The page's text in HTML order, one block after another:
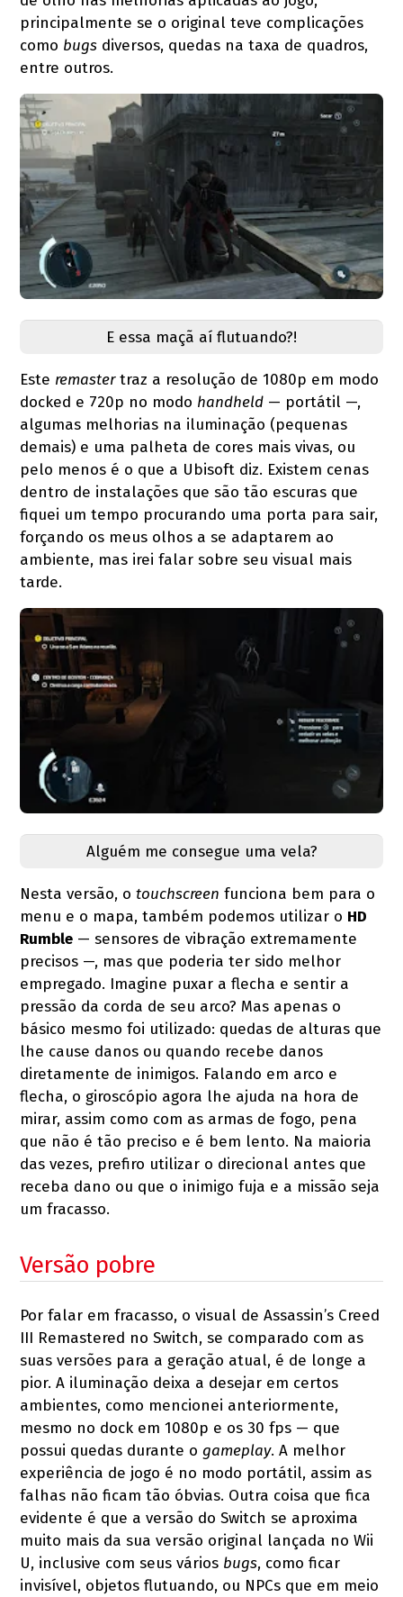
principalmente se o original teve complicações
como bugs diversos, quedas na taxa de quadros,
entre outros.
E essa maçã aí flutuando?!
Este remastertraz a resolução de 1080p em modo
docked e 720p no modo handheld — portátil —,
algumas melhorias na iluminação (pequenas
demais) e uma palheta de cores mais vivas, ou
pelo menos é o que a Ubisoft diz. Existem cenas
dentro de instalações que são tão escuras que
fiquei um tempo procurando uma porta para sair,
forçando os meus olhos a se adaptarem ao
ambiente, mas irei falar sobre seu visual mais
tarde.
Alguém me consegue uma vela?
Nesta versão, otouchscreen funciona bem para o
menu e o mapa, também podemos utilizar o HD
Rumble — sensores de vibração extremamente
precisos —, mas que poderia ter sido melhor
empregado. Imagine puxar a flecha e sentir a
pressão da corda de seu arco? Mas apenas o
básico mesmo foi utilizado: quedas de alturas que
lhe cause danos ou quando recebe danos
diretamente de inimigos. Falando em arco e
flecha, o giroscópio agora lhe ajuda na hora de
mirar, assim como com as armas de fogo, pena
que não é tão preciso e é bem lento. Na maioria
das vezes, prefiro utilizar o direcional antes que
receba dano ou que o inimigo fuja e a missão seja
um fracasso.
Versão pobre
Por falar em fracasso, o visual de Assassin’s Creed
III Remastered no Switch, se comparado com as
suas versões para a geração atual, é de longe a
pior. A iluminação deixa a desejar em certos
ambientes, como mencionei anteriormente,
mesmo no dock em 1080p e os 30 fps — que
possui quedas durante ogameplay. A melhor
experiência de jogo é no modo portátil, assim as
falhas não ficam tão óbvias. Outra coisa que fica
evidente é que a versão do Switch se aproxima
muito mais da sua versão original lançada no Wii
U, inclusive com seus vários bugs, como ficar
invisível, objetos flutuando, ou NPCs que em meio